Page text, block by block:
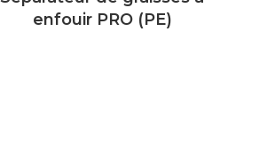
enfouir PRO (PE)